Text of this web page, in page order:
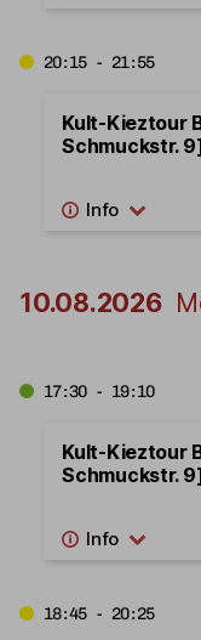
20:15 - 21:55
Kult-Kieztour
Schmuckstr.
10.08.2026
17:30 - 19:10
Kult-Kieztour
Schmuckstr.
18:45 - 20:25